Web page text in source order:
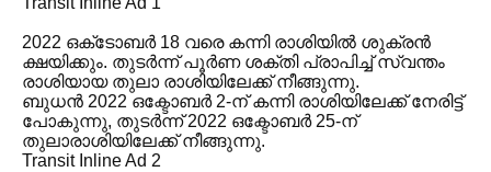
2022 ഒക്‌ടോബർ 18 വരെ കന്നി രാശിയിൽ ശുക്രൻ
ക്ഷയിക്കും. തുടർന്ന് പൂർണ ശക്തി പ്രാപിച്ച് സ്വന്തം
രാശിയായ തുലാ രാശിയിലേക്ക് നീങ്ങുന്നു.
ബുധൻ 2022 ഒക്ടോബർ 2-ന് കന്നി രാശിയിലേക്ക് നേരിട്ട്
പോകുന്നു, തുടർന്ന് 2022 ഒക്ടോബർ 25-ന്
തുലാരാശിയിലേക്ക് നീങ്ങുന്നു.
Transit Inline Ad 2